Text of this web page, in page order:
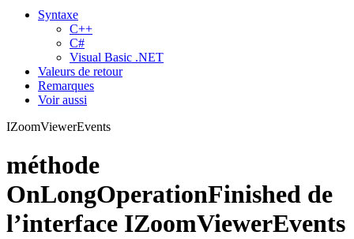
Syntaxe
C++
C#
Visual Basic .NET
Valeurs de retour
Remarques
Voir aussi
IZoomViewerEvents
méthode
OnLongOperationFinished de
l’interface IZoomViewerEvents